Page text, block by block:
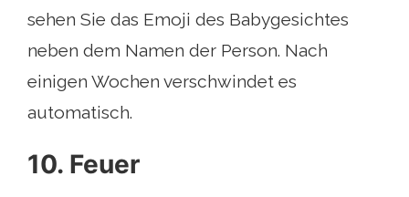
sehen Sie das Emoji des Babygesichtes
neben dem Namen der Person. Nach
einigen Wochen verschwindet es
automatisch.
10. Feuer